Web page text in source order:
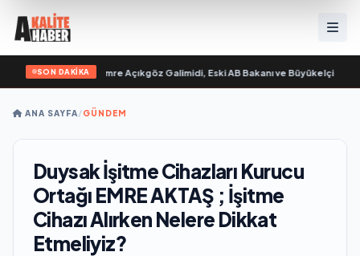
SON DAKİKA
yayımlandı • Ali Emre Açıkgöz Galimidi, Eski AB Bakanı ve Büyükelçi
ANA SAYFA/GÜNDEM
Duysak İşitme Cihazları Kurucu
Ortağı EMRE AKTAŞ ; İşitme
Cihazı Alırken Nelere Dikkat
Etmeliyiz?